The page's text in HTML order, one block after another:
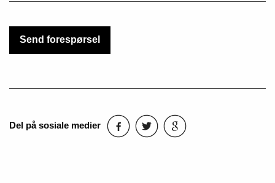
Send forespørsel
Del på sosiale medier